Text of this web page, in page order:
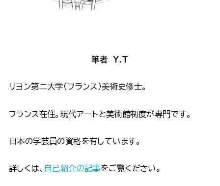
筆者 Y.T
リヨン第二大学（フランス）美術史修士。
フランス在住。現代アートと美術館制度が専門です。
日本の学芸員の資格を有しています。
詳しくは、 自己紹介の記事をご覧ください。